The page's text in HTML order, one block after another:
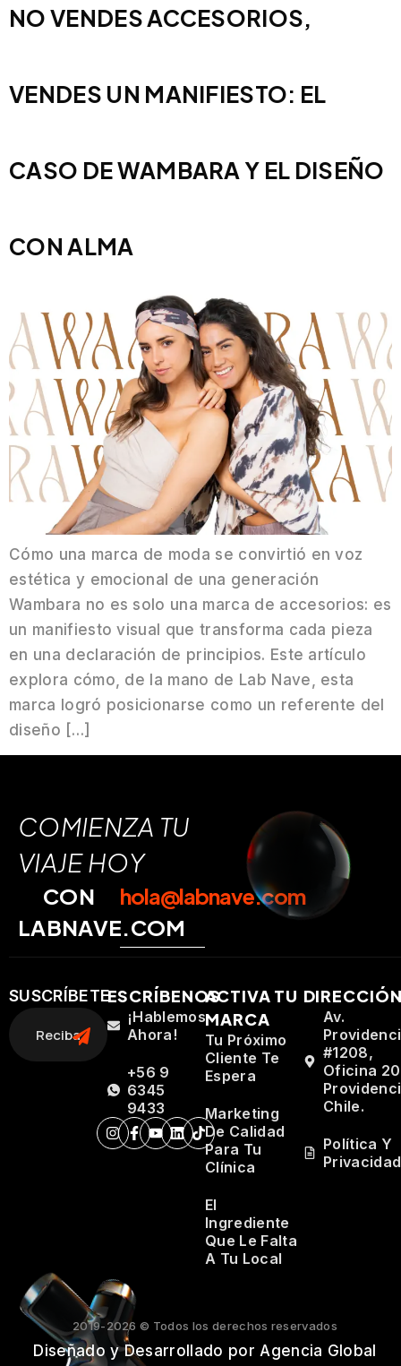
NO VENDES ACCESORIOS,
VENDES UN MANIFIESTO: EL
CASO DE WAMBARA Y EL DISEÑO
CON ALMA
Cómo una marca de moda se convirtió en voz
estética y emocional de una generación
Wambara no es solo una marca de accesorios: es
un manifiesto visual que transforma cada pieza
en una declaración de principios. Este artículo
explora cómo, de la mano de Lab Nave, esta
marca logró posicionarse como un referente del
diseño […]
COMIENZA TU
VIAJE HOY
CON
LABNAVE.COM
hola@labnave.com
SUSCRÍBETEESCRÍBENOS
¡Hablemos
Ahora!
+56 9
6345
9433
ACTIVA TU
MARCA
Tu Próximo
Cliente Te
Espera
Marketing
De Calidad
Para Tu
Clínica
El
Ingrediente
Que Le Falta
A Tu Local
Av.
#1208,
Oficina
Chile.
Política Y
Privacidad
2019-2026 © Todos los derechos reservados
Diseñado y Desarrollado por Agencia Global